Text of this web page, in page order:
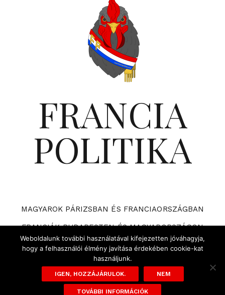
FRANCIA
POLITIKA
MAGYAROK PÁRIZSBAN ÉS FRANCIAORSZÁGBAN
FRANCIÁK BUDAPESTEN ÉS MAGYARORSZÁGON
VÁRHATÓ ESEMÉNYEK A FRANCIA POLITIKÁBAN
ADATVÉDELMI TÁJÉKOZTATÓ ÉS SZABÁLYZAT
Weboldalunk további használatával kifejezetten jóváhagyja,
hogy a felhasználói élmény javítása érdekében cookie-kat
használjunk.
IGEN, HOZZÁJÁRULOK. NEM
TOVÁBBI INFORMÁCIÓK